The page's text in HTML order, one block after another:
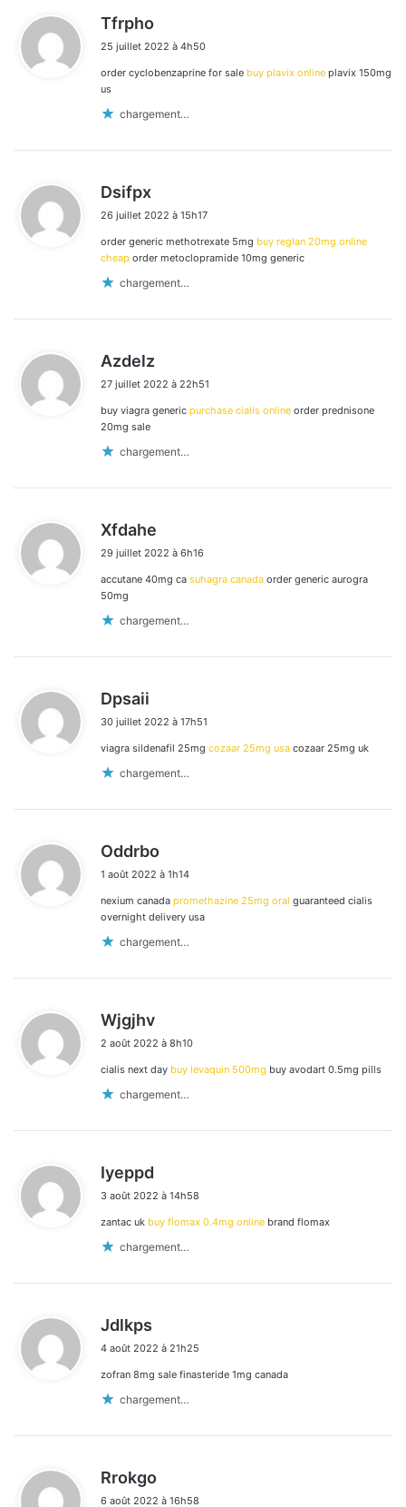
Tfrpho
t
25 juillet 2022 à 4h50
order cyclobenzaprine for sale buy plavix online plavix 150mg
us
chargement…
Dsifpx
t
:
26 juillet 2022 à 15h17
order generic methotrexate 5mg buy reglan 20mg online
cheap order metoclopramide 10mg generic
chargement…
Azdelz
t
27 juillet 2022 à 22h51
buy viagra generic purchase cialis online order prednisone
20mg sale
chargement…
Xfdahe
t
29 juillet 2022 à 6h16
accutane 40mg ca suhagra canada order generic aurogra
50mg
chargement…
Dpsaii
t
30 juillet 2022 à 17h51
viagra sildenafil 25mg cozaar 25mg usa cozaar 25mg uk
chargement…
Oddrbo
t
:
1 août 2022 à 1h14
nexium canada promethazine 25mg oral guaranteed cialis
overnight delivery usa
chargement…
Wjgjhv
t
2 août 2022 à 8h10
cialis next day buy levaquin 500mg buy avodart 0.5mg pills
chargement…
Iyeppd
t
3 août 2022 à 14h58
zantac uk buy flomax 0.4mg online brand flomax
chargement…
Jdlkps
t
4 août 2022 à 21h25
zofran 8mg sale finasteride 1mg canada
chargement…
Rrokgo
6 août 2022 à 16h58